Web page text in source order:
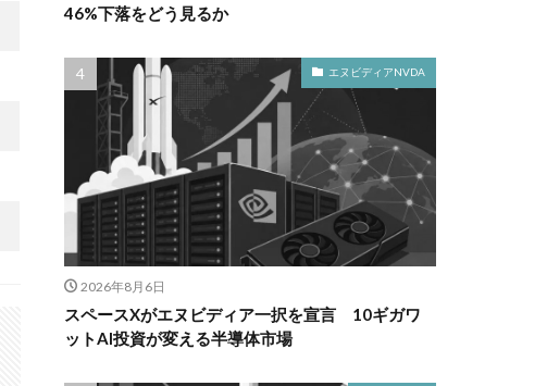
46%下落をどう見るか
エヌビディアNVDA
2026年8月6日
スペースXがエヌビディア一択を宣言 10ギガワ
ットAI投資が変える半導体市場